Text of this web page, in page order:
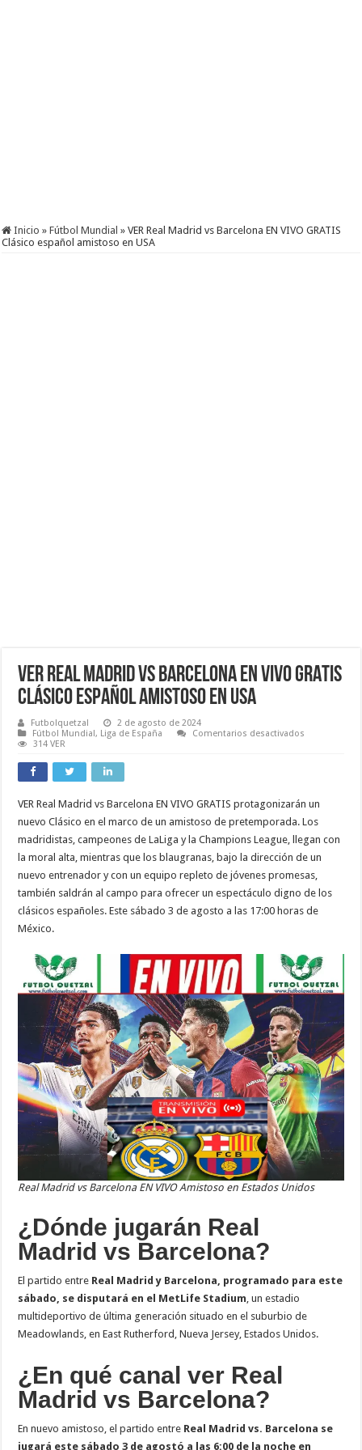
Inicio » Fútbol Mundial » VER Real Madrid vs Barcelona EN VIVO GRATIS
Clásico español amistoso en USA
VER Real Madrid vs Barcelona EN VIVO GRATIS
Clásico español amistoso en USA
Futbolquetzal
2 de agosto de 2024
Fútbol Mundial, Liga de España Comentarios desactivados
VIVO
Clásico
español
amistoso
en
314 VER
VER Real Madrid vs Barcelona EN VIVO GRATIS protagonizarán un
nuevo Clásico en el marco de un amistoso de pretemporada. Los
madridistas, campeones de LaLiga y la Champions League, llegan con
la moral alta, mientras que los blaugranas, bajo la dirección de un
nuevo entrenador y con un equipo repleto de jóvenes promesas,
también saldrán al campo para ofrecer un espectáculo digno de los
clásicos españoles. Este sábado 3 de agosto a las 17:00 horas de
México.
Real Madrid vs Barcelona EN VIVO Amistoso en Estados Unidos
¿Dónde jugarán Real
Madrid vs Barcelona?
El partido entre Real Madrid y Barcelona, programado para este
sábado, se disputará en el MetLife Stadium, un estadio
multideportivo de última generación situado en el suburbio de
Meadowlands, en East Rutherford, Nueva Jersey, Estados Unidos.
¿En qué canal ver Real
Madrid vs Barcelona?
En nuevo amistoso, el partido entre Real Madrid vs. Barcelona se
jugará este sábado 3 de agostó a las 6:00 de la noche en